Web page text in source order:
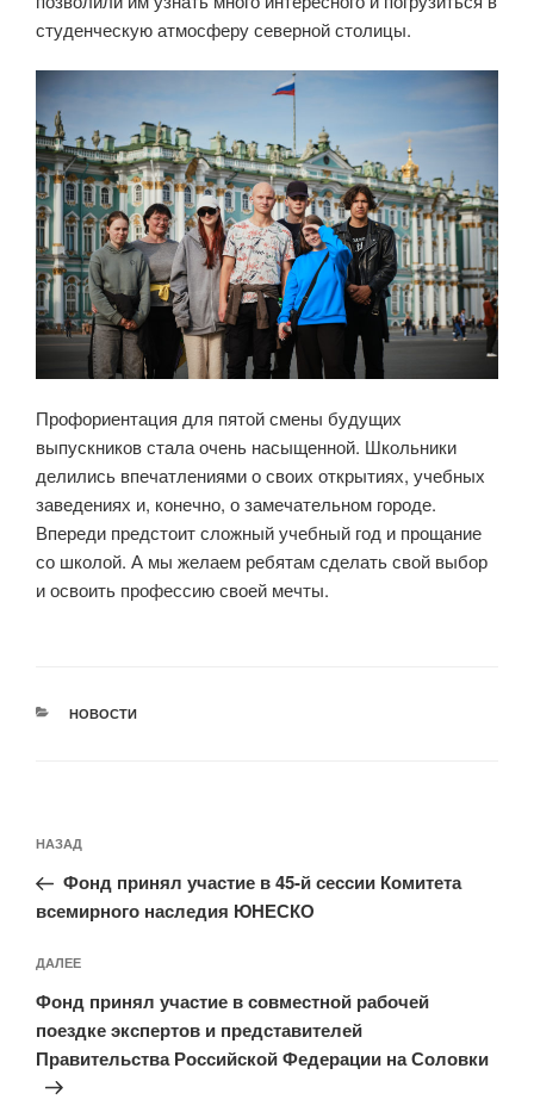
студенческую атмосферу северной столицы.
Профориентация для пятой смены будущих
выпускников стала очень насыщенной. Школьники
делились впечатлениями о своих открытиях, учебных
заведениях и, конечно, о замечательном городе.
Впереди предстоит сложный учебный год и прощание
со школой. А мы желаем ребятам сделать свой выбор
и освоить профессию своей мечты.
РУБРИКИ
НОВОСТИ
по
записям
Предыдущая
запись:
НАЗАД
Фонд принял участие в 45-й сессии Комитета
всемирного наследия ЮНЕСКО
Следующая
запись
ДАЛЕЕ
Фонд принял участие в совместной рабочей
поездке экспертов и представителей
Правительства Российской Федерации на Соловки